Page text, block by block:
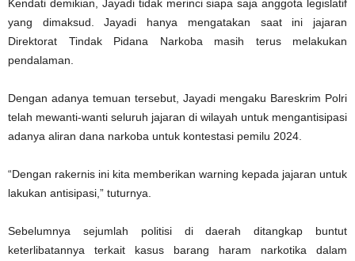
Kendati demikian, Jayadi tidak merinci siapa saja anggota legislatif
yang dimaksud. Jayadi hanya mengatakan saat ini jajaran
Direktorat Tindak Pidana Narkoba masih terus melakukan
pendalaman.
Dengan adanya temuan tersebut, Jayadi mengaku Bareskrim Polri
telah mewanti-wanti seluruh jajaran di wilayah untuk mengantisipasi
adanya aliran dana narkoba untuk kontestasi pemilu 2024.
“Dengan rakernis ini kita memberikan warning kepada jajaran untuk
lakukan antisipasi,” tuturnya.
Sebelumnya sejumlah politisi di daerah ditangkap buntut
keterlibatannya terkait kasus barang haram narkotika dalam